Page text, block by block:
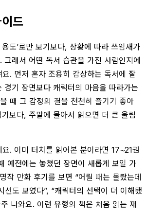
드
도’로만 보기보다, 상황에 따라 쓰임새가
그래서 어떤 독서 습관을 가진 사람인지에
. 먼저 혼자 조용히 감상하는 독서에 잘
경기 장면보다 캐릭터의 마음을 따라가는
때 그 감정의 결을 천천히 즐기기 좋아
보다, 주말에 몰아서 읽으면 더 큰 울림
. 이미 터치를 읽어본 분이라면 17~21권
예전에는 놓쳤던 장면이 새롭게 보일 가
작 만화 후기를 보면 “어릴 때는 몰랐는데
선도 보였다”, “캐릭터의 선택이 더 이해됐
나와요. 이런 유형의 책은 처음 읽는 재